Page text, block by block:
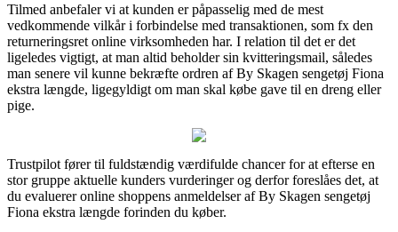
Tilmed anbefaler vi at kunden er påpasselig med de mest
vedkommende vilkår i forbindelse med transaktionen, som fx den
returneringsret online virksomheden har. I relation til det er det
ligeledes vigtigt, at man altid beholder sin kvitteringsmail, således
man senere vil kunne bekræfte ordren af By Skagen sengetøj Fiona
ekstra længde, ligegyldigt om man skal købe gave til en dreng eller
pige.
Trustpilot fører til fuldstændig værdifulde chancer for at efterse en
stor gruppe aktuelle kunders vurderinger og derfor foreslåes det, at
du evaluerer online shoppens anmeldelser af By Skagen sengetøj
Fiona ekstra længde forinden du køber.